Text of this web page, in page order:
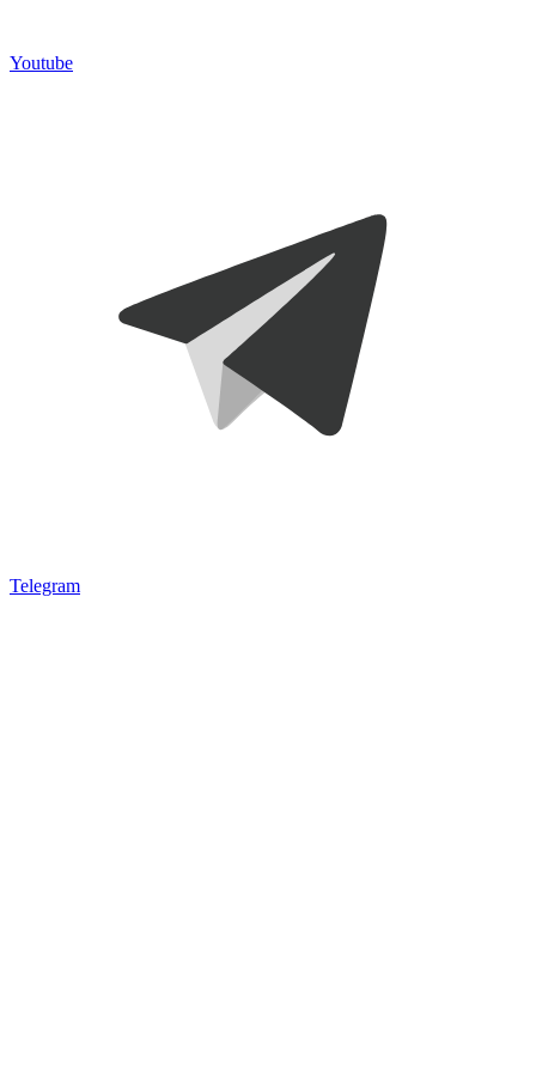
Youtube
Telegram